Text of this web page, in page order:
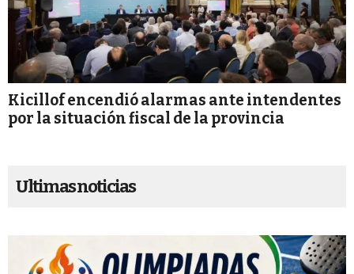
Kicillof encendió alarmas ante intendentes
por la situación fiscal de la provincia
Ultimas noticias